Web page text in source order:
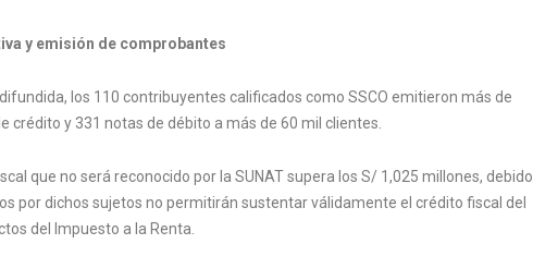
y emisión de comprobantes
los 110 contribuyentes calificados como SSCO emitieron más de
crédito y 331 notas de débito a más de 60 mil clientes.
que no será reconocido por la SUNAT supera los S/ 1,025 millones, debido
por dichos sujetos no permitirán sustentar válidamente el crédito fiscal del
del Impuesto a la Renta.